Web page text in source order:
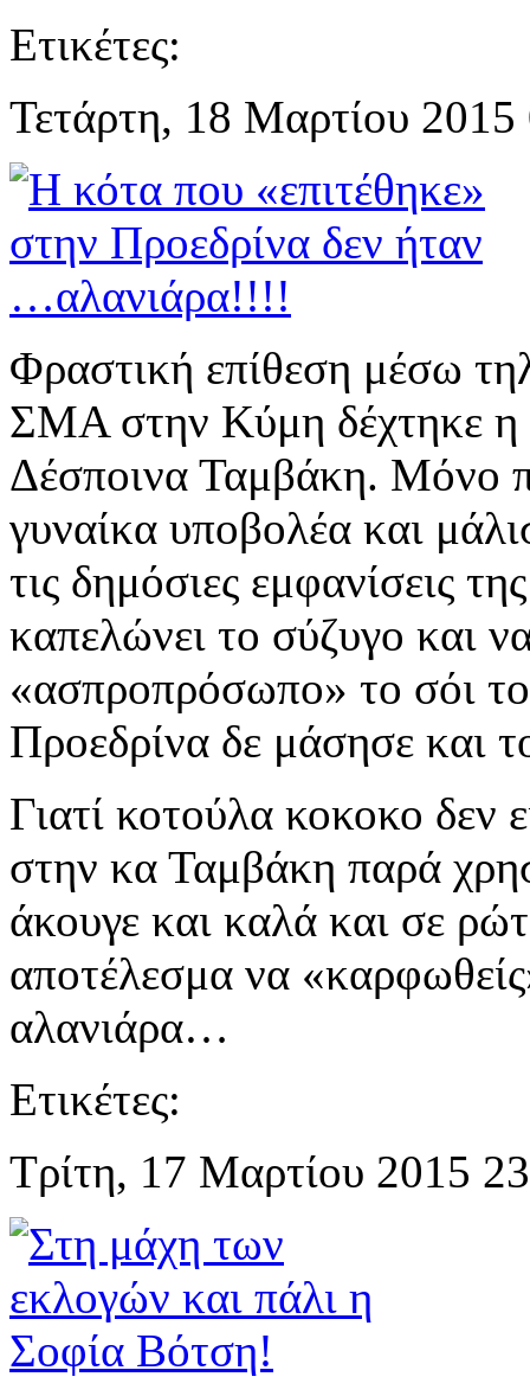
Ετικέτες:
Τετάρτη, 18 Μαρτίου
Φραστική επίθεση μέσω
ΣΜΑ στην Κύμη δέχτηκε η
Δέσποινα Ταμβάκη. Μόνο
γυναίκα υποβολέα και
τις δημόσιες εμφανίσεις
καπελώνει το σύζυγο και
«ασπροπρόσωπο» το
Προεδρίνα δε μάσησε και
Γιατί κοτούλα κοκοκο δεν
στην κα Ταμβάκη παρά
άκουγε και καλά και σε
απoτέλεσμα να
αλανιάρα…
Ετικέτες:
Τρίτη, 17 Μαρτίου 2015